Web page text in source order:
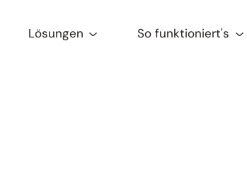
Lösungen So funktioniert's